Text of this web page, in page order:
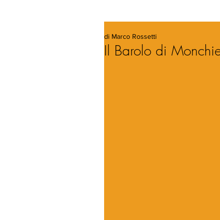
Il Barolo di
di Marco Rossetti